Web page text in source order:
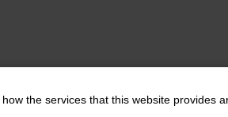
the services that this website provides